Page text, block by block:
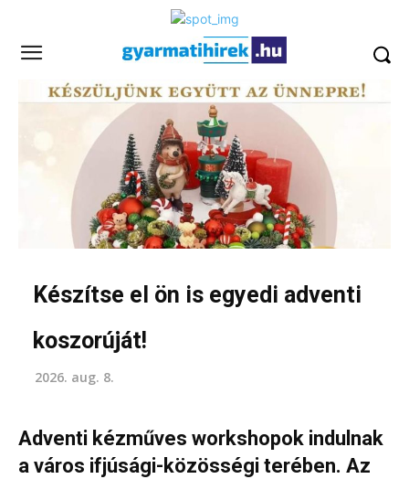
Készítse el ön is egyedi adventi
koszorúját!
2026. aug. 8.
Adventi kézműves workshopok indulnak
a város ifjúsági-közösségi terében. Az